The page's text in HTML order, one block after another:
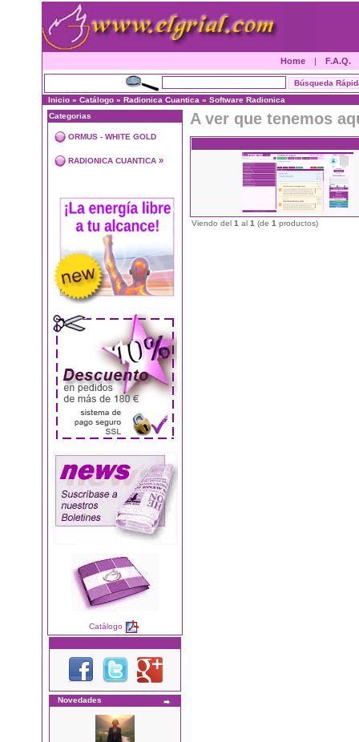
Home | F.A.Q.
Inicio » Catálogo » Radionica Cuantica » Software Radionica
Categorias
ORMUS - WHITE GOLD
RADIONICA CUANTICA »
Catálogo
Novedades
A ver que tenemos
Viendo del 1 al 1 (de 1 productos)